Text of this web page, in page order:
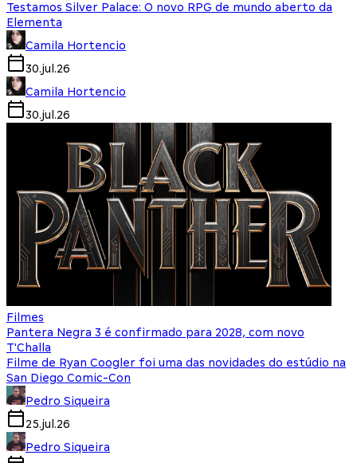
Testamos Silver Palace: O novo RPG de mundo aberto da
Elementa
Camila Hortencio
30.jul.26
Camila Hortencio
30.jul.26
Filmes
Pantera Negra 3 é confirmado para 2028, com novo
T'Challa
Filme de Ryan Coogler foi uma das novidades do estúdio na
San Diego Comic-Con
Pedro Siqueira
25.jul.26
Pedro Siqueira